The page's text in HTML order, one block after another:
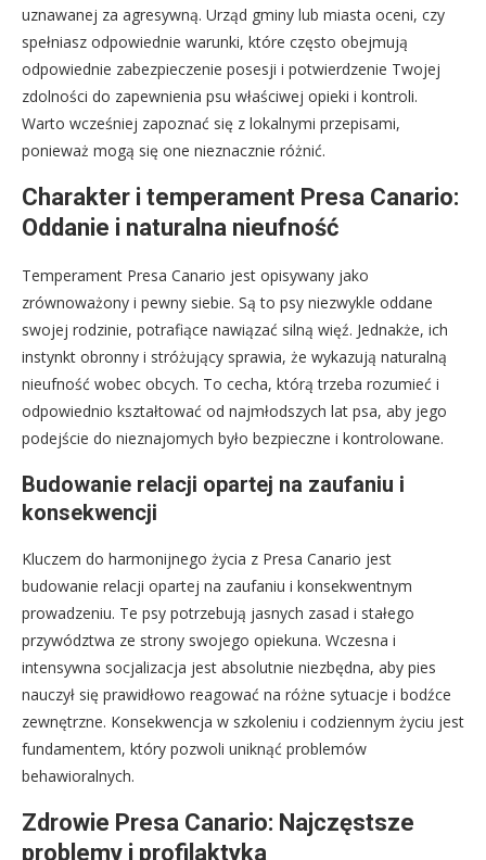
uznawanej za agresywną. Urząd gminy lub miasta oceni, czy
spełniasz odpowiednie warunki, które często obejmują
odpowiednie zabezpieczenie posesji i potwierdzenie Twojej
zdolności do zapewnienia psu właściwej opieki i kontroli.
Warto wcześniej zapoznać się z lokalnymi przepisami,
ponieważ mogą się one nieznacznie różnić.
Charakter i temperament Presa Canario:
Oddanie i naturalna nieufność
Temperament Presa Canario jest opisywany jako
zrównoważony i pewny siebie. Są to psy niezwykle oddane
swojej rodzinie, potrafiące nawiązać silną więź. Jednakże, ich
instynkt obronny i stróżujący sprawia, że wykazują naturalną
nieufność wobec obcych. To cecha, którą trzeba rozumieć i
odpowiednio kształtować od najmłodszych lat psa, aby jego
podejście do nieznajomych było bezpieczne i kontrolowane.
Budowanie relacji opartej na zaufaniu i
konsekwencji
Kluczem do harmonijnego życia z Presa Canario jest
budowanie relacji opartej na zaufaniu i konsekwentnym
prowadzeniu. Te psy potrzebują jasnych zasad i stałego
przywództwa ze strony swojego opiekuna. Wczesna i
intensywna socjalizacja jest absolutnie niezbędna, aby pies
nauczył się prawidłowo reagować na różne sytuacje i bodźce
zewnętrzne. Konsekwencja w szkoleniu i codziennym życiu jest
fundamentem, który pozwoli uniknąć problemów
behawioralnych.
Zdrowie Presa Canario: Najczęstsze
problemy i profilaktyka